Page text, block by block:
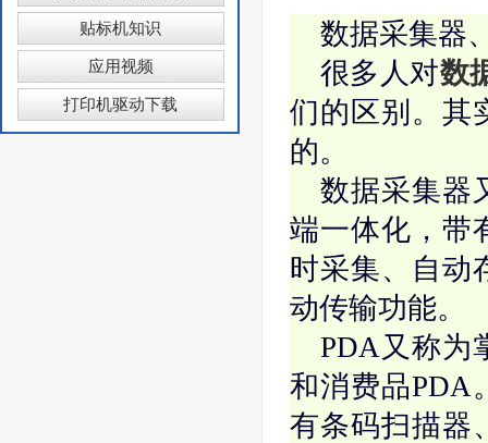
贴标机知识
应用视频
打印机驱动下载
数据采集器
很多人对数
们的区别。其
的。
数据采集器
端一体化，带
时采集、自动
动传输功能。
PDA又称为
和消费品PDA
有条码扫描器